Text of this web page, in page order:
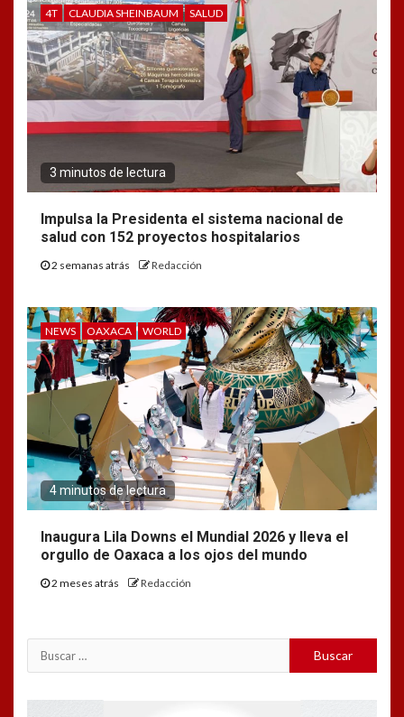
4T CLAUDIA SHEINBAUM SALUD
3 minutos de lectura
Impulsa la Presidenta el sistema nacional de
salud con 152 proyectos hospitalarios
2 semanas atrás Redacción
NEWS OAXACA WORLD
4 minutos de lectura
Inaugura Lila Downs el Mundial 2026 y lleva el
orgullo de Oaxaca a los ojos del mundo
2 meses atrás Redacción
Buscar: